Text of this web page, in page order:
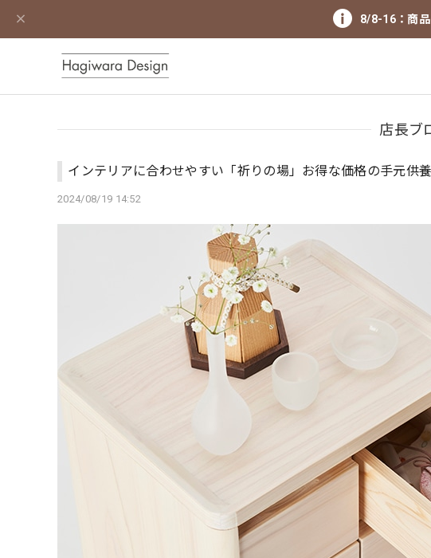
8/8-16：商品
店長ブ
インテリアに合わせやすい「祈りの場」お得な価格の手元供
2024/08/19 14:52